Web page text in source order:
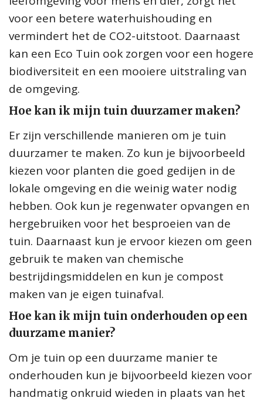
voor een betere waterhuishouding en
vermindert het de CO2-uitstoot. Daarnaast
kan een Eco Tuin ook zorgen voor een hogere
biodiversiteit en een mooiere uitstraling van
de omgeving.
Hoe kan ik mijn tuin duurzamer maken?
Er zijn verschillende manieren om je tuin
duurzamer te maken. Zo kun je bijvoorbeeld
kiezen voor planten die goed gedijen in de
lokale omgeving en die weinig water nodig
hebben. Ook kun je regenwater opvangen en
hergebruiken voor het besproeien van de
tuin. Daarnaast kun je ervoor kiezen om geen
gebruik te maken van chemische
bestrijdingsmiddelen en kun je compost
maken van je eigen tuinafval.
Hoe kan ik mijn tuin onderhouden op een
duurzame manier?
Om je tuin op een duurzame manier te
onderhouden kun je bijvoorbeeld kiezen voor
handmatig onkruid wieden in plaats van het